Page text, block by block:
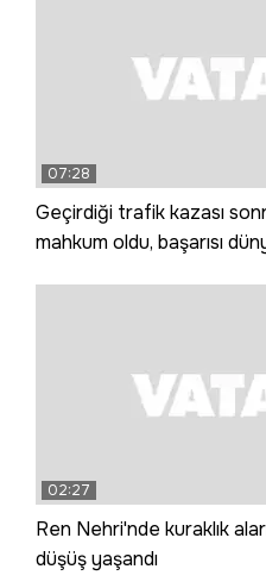
07:28
Geçirdiği trafik kazası
mahkum oldu, başarısı
02:27
Ren Nehri'nde kuraklık
düşüş yaşandı